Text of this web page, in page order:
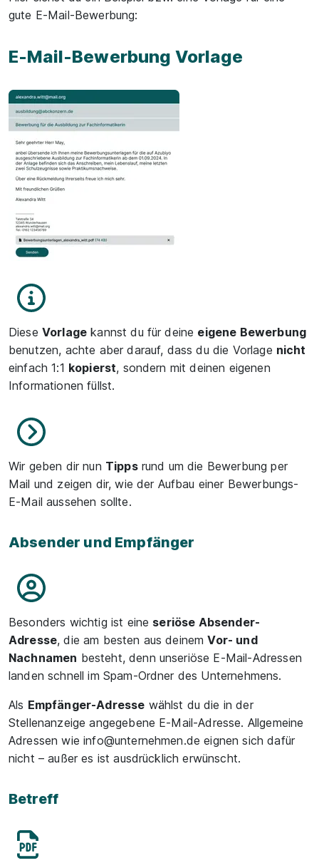
gute E-Mail-Bewerbung:
E-Mail-Bewerbung Vorlage
Diese Vorlage kannst du für deine eigene Bewerbung
benutzen, achte aber darauf, dass du die Vorlage nicht
einfach 1:1 kopierst, sondern mit deinen eigenen
Informationen füllst.
Wir geben dir nun Tippsrund um die Bewerbung per
Mail und zeigen dir, wie der Aufbau einer Bewerbungs-
E-Mail aussehen sollte.
Absender und Empfänger
Besonders wichtig ist eine seriöse Absender-
Adresse, die am besten aus deinemVor- und
Nachnamen besteht, denn unseriöse E-Mail-Adressen
landen schnell im Spam-Ordner des Unternehmens.
Als Empfänger-Adresse wählst du die in der
Stellenanzeige angegebene E-Mail-Adresse. Allgemeine
Adressen wieinfo@unternehmen.de eignen sich dafür
nicht – außer es ist ausdrücklich erwünscht.
Betreff